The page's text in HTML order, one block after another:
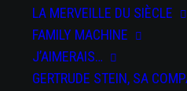
LA MERVEILLE DU SIÈCLE
FAMILY MACHINE
J’AIMERAIS…
GERTRUDE STEIN, SA